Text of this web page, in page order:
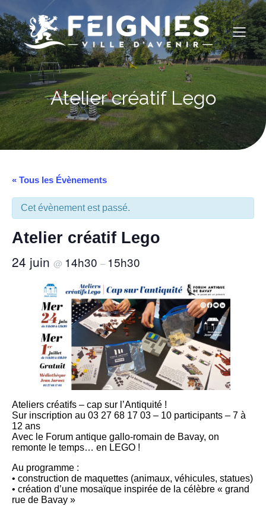
Atelier créatif Lego
« Tous les Évènements
Cet évènement est passé.
Atelier créatif Lego
24 juin @ 14h30 – 15h30
Ateliers créatifs – cap sur l’Antiquité !
Sur inscription au 03 27 68 17 03 – 10 participants – 7 à
12 ans
Avec le Forum antique gallo-romain de Bavay, on
remonte le temps… en LEGO !
Au programme :
• construction de maquettes (animaux, véhicules, statues)
• création d’une mosaïque inspirée de la célèbre « grand
rue de Bavay »